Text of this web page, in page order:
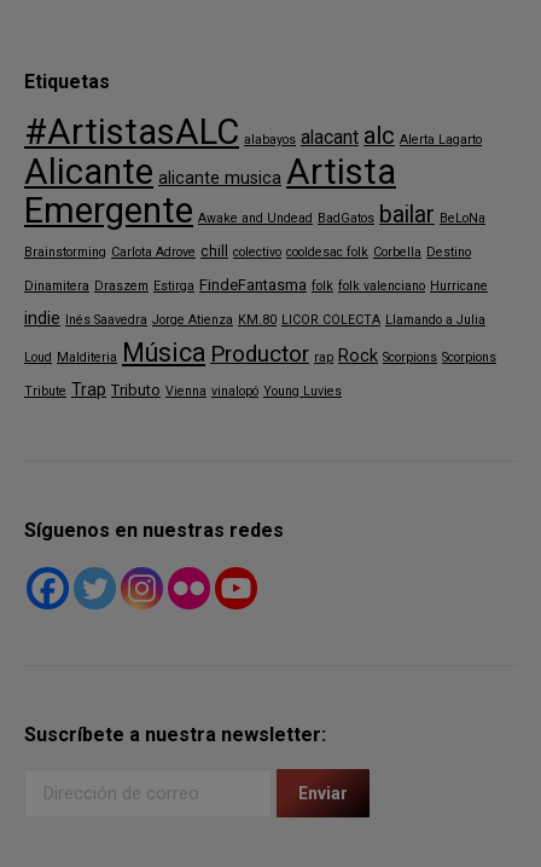
Etiquetas
#ArtistasALC alabayos alacant alc Alerta Lagarto
Alicante alicante musica Artista
Emergente Awake and Undead BadGatos bailar BeLoNa
Brainstorming Carlota Adrove chill colectivo cooldesac folk Corbella Destino
Dinamitera Draszem Estirga FindeFantasma folk folk valenciano Hurricane
indie Inés Saavedra Jorge Atienza KM.80 LICOR COLECTA Llamando a Julia
Loud Malditeria Música Productor rap Rock Scorpions Scorpions
Tribute Trap Tributo Vienna vinalopó Young Luvies
Síguenos en nuestras redes
Suscríbete a nuestra newsletter: